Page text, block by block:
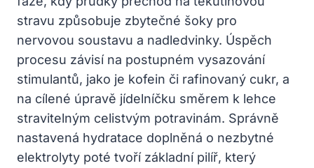
stravu způsobuje zbytečné šoky pro
nervovou soustavu a nadledvinky. Úspěch
procesu závisí na postupném vysazování
stimulantů, jako je kofein či rafinovaný cukr, a
na cílené úpravě jídelníčku směrem k lehce
stravitelným celistvým potravinám. Správně
nastavená hydratace doplněná o nezbytné
elektrolyty poté tvoří základní pilíř, který